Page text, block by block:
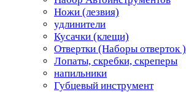
Ножи (лезвия)
удлинители
Кусачки (клещи)
Отвертки (Наборы отверток )
Лопаты, скребки, скреперы
напильники
Губцевый инструмент